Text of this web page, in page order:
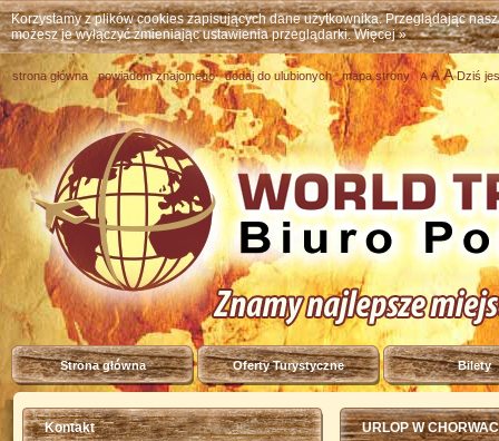
Korzystamy z plików cookies zapisujących dane użytkownika. Przeglądając
możesz je wyłączyć zmieniając ustawienia przeglądarki.Więcej »
strona główna powiadom znajomego dodaj do ulubionych mapa strony A A ADziś
Strona główna Oferty Turystyczne Bilety
Kontakt URLOP W